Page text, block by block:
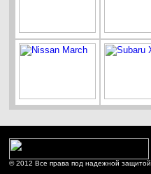
© 2012 Все права под надежной защитой.